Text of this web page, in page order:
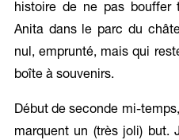
histoire de ne pas bouffer
Anita dans le parc du
nul, emprunté, mais qui
boîte à souvenirs.
Début de seconde mi-
marquent un (très joli) but.